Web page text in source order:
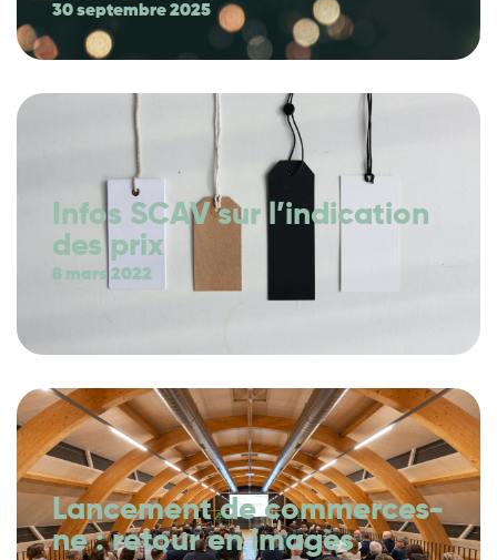
30 septembre 2025
Infos SCAV sur l’indication
des prix
8 mars 2022
Lancement de commerces-
ne : retour en images